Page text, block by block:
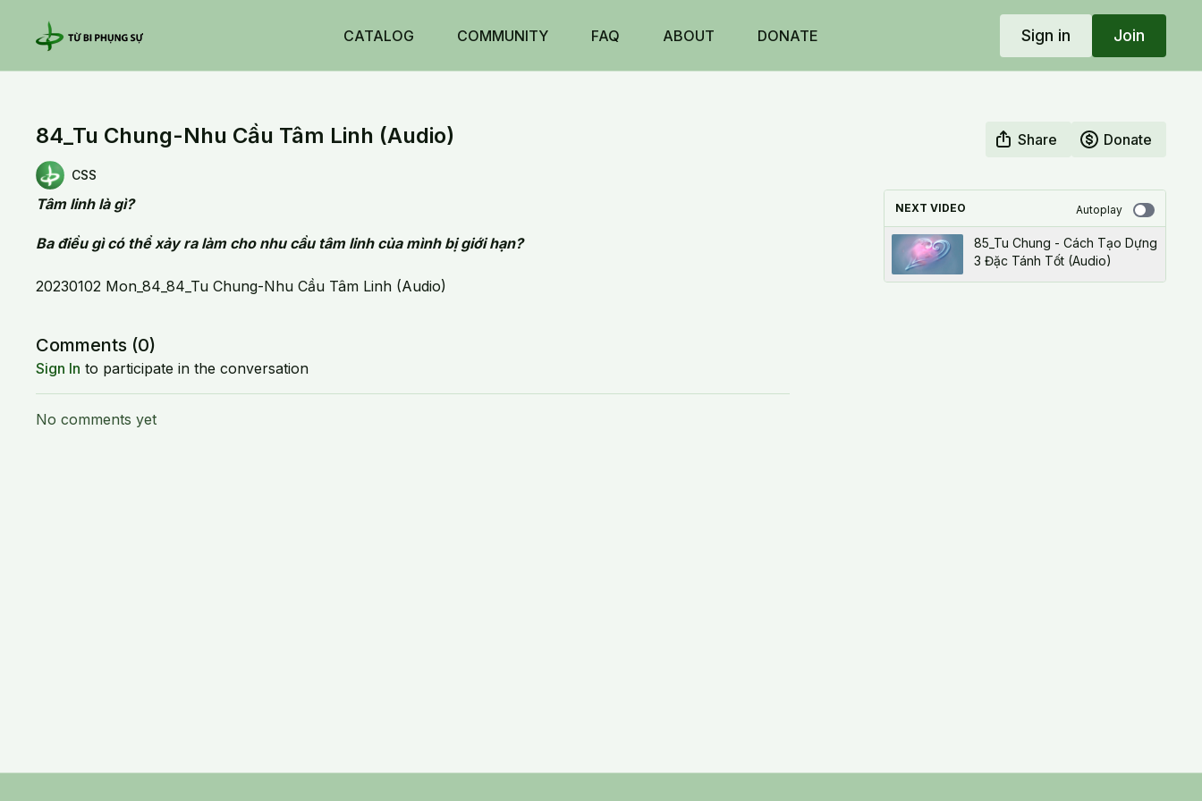
CATALOG COMMUNITY FAQ ABOUT DONATE Sign in Join
84_Tu Chung-Nhu Cầu Tâm Linh (Audio) Share Donate
CSS
Tâm linh là gì?
Ba điều gì có thể xảy ra làm cho nhu cầu tâm linh của mình bị giới hạn?
20230102 Mon_84_84_Tu Chung-Nhu Cầu Tâm Linh (Audio)
Comments (0)
Sign In to participate in the conversation
No comments yet
NEXT VIDEO Autoplay
85_Tu Chung - Cách Tạo Dựng
3 Đặc Tánh Tốt (Audio)